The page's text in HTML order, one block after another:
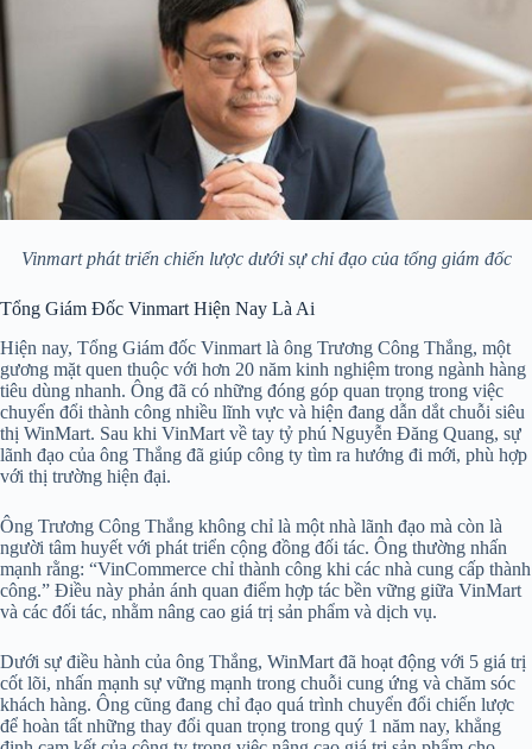
Vinmart phát triển chiến lược dưới sự chỉ đạo của tổng giám đốc
Tổng Giám Đốc Vinmart Hiện Nay Là Ai
Hiện nay, Tổng Giám đốc Vinmart là ông Trương Công Thắng, một
gương mặt quen thuộc với hơn 20 năm kinh nghiệm trong ngành hàng
tiêu dùng nhanh. Ông đã có những đóng góp quan trọng trong việc
chuyển đổi thành công nhiều lĩnh vực và hiện đang dẫn dắt chuỗi siêu
thị WinMart. Sau khi VinMart về tay tỷ phú Nguyễn Đăng Quang, sự
lãnh đạo của ông Thắng đã giúp công ty tìm ra hướng đi mới, phù hợp
với thị trường hiện đại.
Ông Trương Công Thắng không chỉ là một nhà lãnh đạo mà còn là
người tâm huyết với phát triển cộng đồng đối tác. Ông thường nhấn
mạnh rằng: “VinCommerce chỉ thành công khi các nhà cung cấp thành
công.” Điều này phản ánh quan điểm hợp tác bền vững giữa VinMart
và các đối tác, nhằm nâng cao giá trị sản phẩm và dịch vụ.
Dưới sự điều hành của ông Thắng, WinMart đã hoạt động với 5 giá trị
cốt lõi, nhấn mạnh sự vững mạnh trong chuỗi cung ứng và chăm sóc
khách hàng. Ông cũng đang chỉ đạo quá trình chuyển đổi chiến lược
để hoàn tất những thay đổi quan trọng trong quý 1 năm nay, khẳng